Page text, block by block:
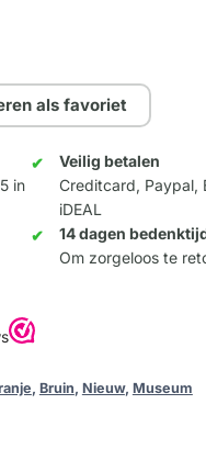
als favoriet
in
Veilig betalen
Creditcard, Paypal,
iDEAL
14 dagen
Om zorgeloos te
, Bruin, Nieuw, Museum